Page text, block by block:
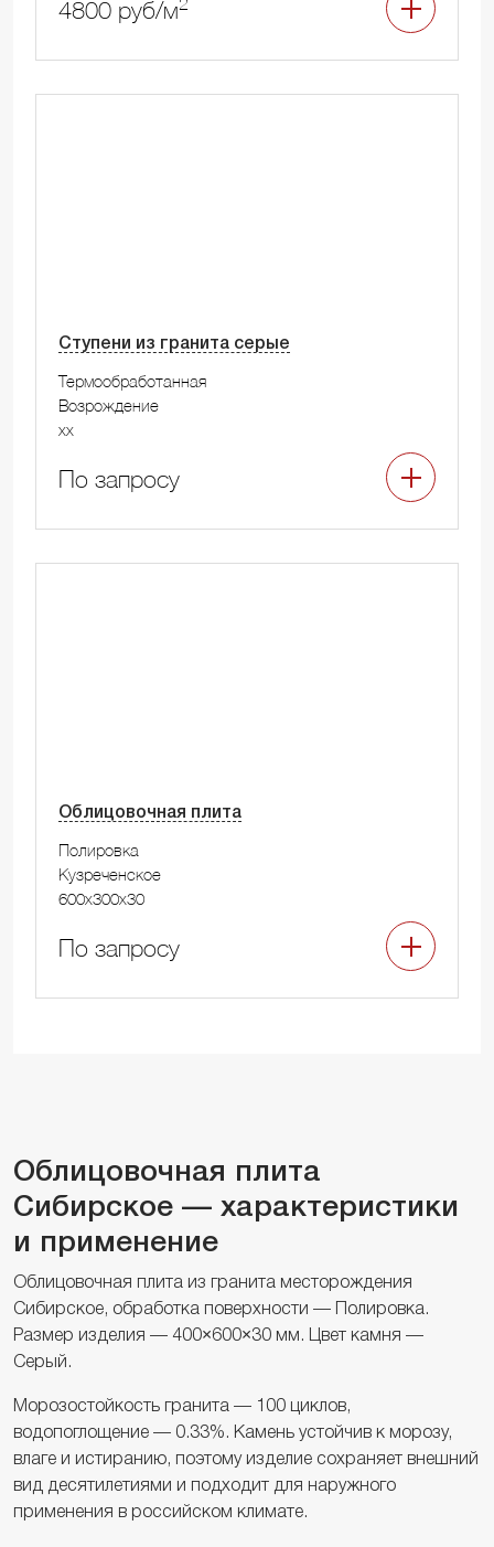
4800 руб/м
Ступени из гранита серые
Термообработанная
Возрождение
xx
По запросу
Облицовочная плита
Полировка
Кузреченское
600x300x30
По запросу
Облицовочная плита
Сибирское — характеристики
и применение
Облицовочная плита из гранита месторождения
Сибирское, обработка поверхности — Полировка.
Размер изделия — 400×600×30 мм. Цвет камня —
Серый.
Морозостойкость гранита — 100 циклов,
водопоглощение — 0.33%. Камень устойчив к морозу,
влаге и истиранию, поэтому изделие сохраняет внешний
вид десятилетиями и подходит для наружного
применения в российском климате.